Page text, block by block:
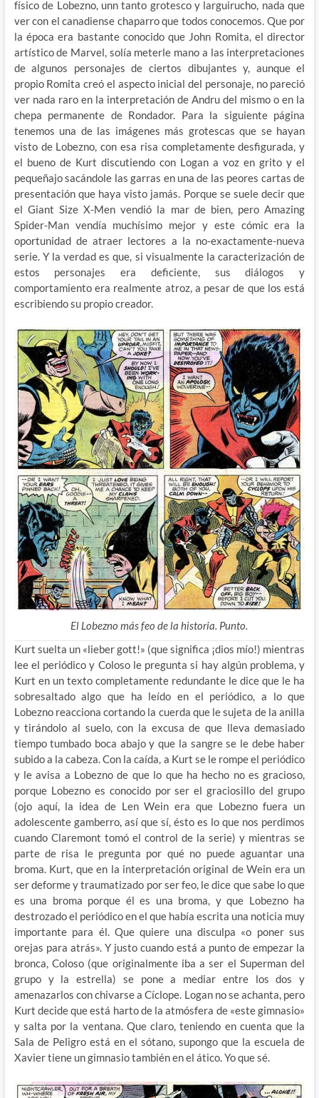
físico de Lobezno, unn tanto grotesco y larguirucho, nada que
ver con el canadiense chaparro que todos conocemos. Que por
la época era bastante conocido que John Romita, el director
artístico de Marvel, solía meterle mano a las interpretaciones
de algunos personajes de ciertos dibujantes y, aunque el
propio Romita creó el aspecto inicial del personaje, no pareció
ver nada raro en la interpretación de Andru del mismo o en la
chepa permanente de Rondador. Para la siguiente página
tenemos una de las imágenes más grotescas que se hayan
visto de Lobezno, con esa risa completamente desfigurada, y
el bueno de Kurt discutiendo con Logan a voz en grito y el
pequeñajo sacándole las garras en una de las peores cartas de
presentación que haya visto jamás. Porque se suele decir que
el Giant Size X-Men vendió la mar de bien, pero Amazing
Spider-Man vendía muchísimo mejor y este cómic era la
oportunidad de atraer lectores a la no-exactamente-nueva
serie. Y la verdad es que, si visualmente la caracterización de
estos personajes era deficiente, sus diálogos y
comportamiento era realmente atroz, a pesar de que los está
escribiendo su propio creador.
El Lobezno más feo de la historia. Punto.
Kurt suelta un «lieber gott!» (que significa ¡dios mío!) mientras
lee el periódico y Coloso le pregunta si hay algún problema, y
Kurt en un texto completamente redundante le dice que le ha
sobresaltado algo que ha leído en el periódico, a lo que
Lobezno reacciona cortando la cuerda que le sujeta de la anilla
y tirándolo al suelo, con la excusa de que lleva demasiado
tiempo tumbado boca abajo y que la sangre se le debe haber
subido a la cabeza. Con la caída, a Kurt se le rompe el periódico
y le avisa a Lobezno de que lo que ha hecho no es gracioso,
porque Lobezno es conocido por ser el graciosillo del grupo
(ojo aquí, la idea de Len Wein era que Lobezno fuera un
adolescente gamberro, así que sí, ésto es lo que nos perdimos
cuando Claremont tomó el control de la serie) y mientras se
parte de risa le pregunta por qué no puede aguantar una
broma. Kurt, que en la interpretación original de Wein era un
ser deforme y traumatizado por ser feo, le dice que sabe lo que
es una broma porque él es una broma, y que Lobezno ha
destrozado el periódico en el que había escrita una noticia muy
importante para él. Que quiere una disculpa «o poner sus
orejas para atrás». Y justo cuando está a punto de empezar la
bronca, Coloso (que originalmente iba a ser el Superman del
grupo y la estrella) se pone a mediar entre los dos y
amenazarlos con chivarse a Cíclope. Logan no se achanta, pero
Kurt decide que está harto de la atmósfera de «este gimnasio»
y salta por la ventana. Que claro, teniendo en cuenta que la
Sala de Peligro está en el sótano, supongo que la escuela de
Xavier tiene un gimnasio también en el ático. Yo que sé.